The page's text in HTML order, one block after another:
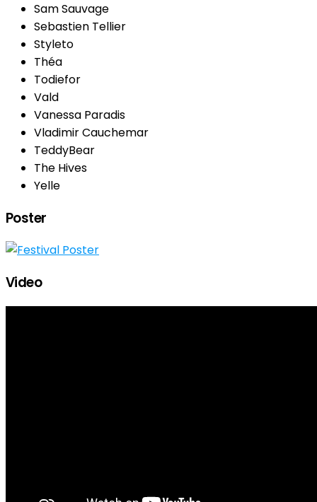
Sam Sauvage
Sebastien Tellier
Styleto
Théa
Todiefor
Vald
Vanessa Paradis
Vladimir Cauchemar
TeddyBear
The Hives
Yelle
Poster
Video